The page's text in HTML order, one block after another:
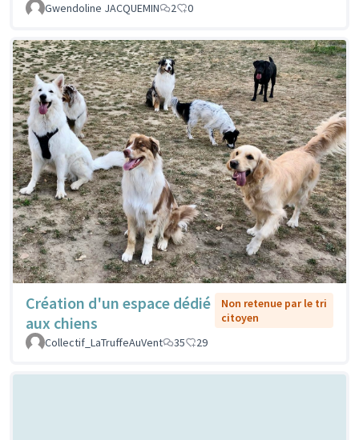
Gwendoline JACQUEMIN 2 0
Création d'un espace dédié
aux chiens
Non retenue par le tri
citoyen
Collectif_LaTruffeAuVent
35 29